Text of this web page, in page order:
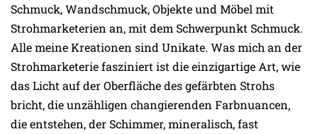
Schmuck, Wandschmuck, Objekte und Möbel mit
Strohmarketerien an, mit dem Schwerpunkt Schmuck.
Alle meine Kreationen sind Unikate. Was mich an der
Strohmarketerie fasziniert ist die einzigartige Art, wie
das Licht auf der Oberfläche des gefärbten Strohs
bricht, die unzähligen changierenden Farbnuancen,
die entstehen, der Schimmer, mineralisch, fast